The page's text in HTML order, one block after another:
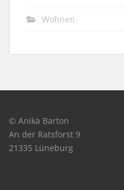
Wohnen
© Anika Barton
An der Ratsforst 9
21335 Lüneburg